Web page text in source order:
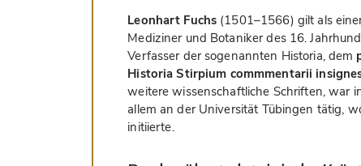
Leonhart Fuchs (1501–1566) gilt als
Mediziner und Botaniker des 16.
Verfasser der sogenannten Historia, dem
Historia Stirpium commmentarii
weitere wissenschaftliche Schriften, war
allem an der Universität Tübingen tätig,
initiierte.